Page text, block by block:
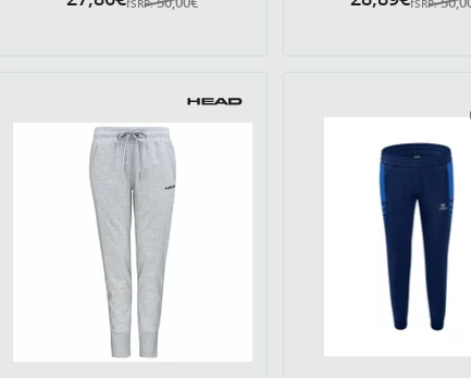
fSRP: fSRP: